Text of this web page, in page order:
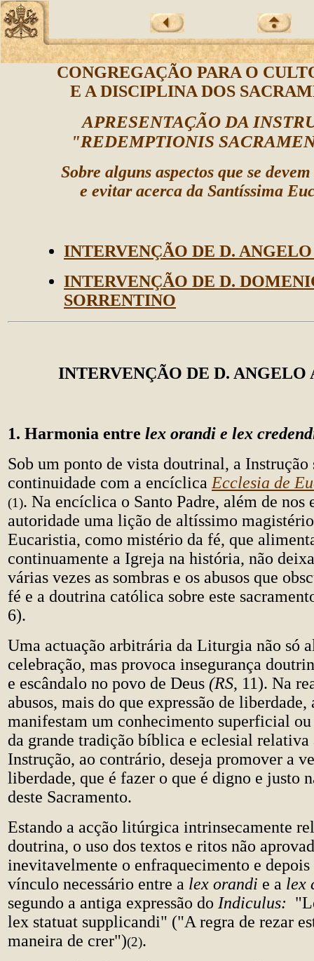
CONGREGAÇÃO PARA O
E A DISCIPLINA DOS
APRESENTAÇÃO DA
"REDEMPTIONIS
Sobre alguns aspectos que se
e evitar acerca da Santíssima
INTERVENÇÃO DE D.
INTERVENÇÃO DE D.
SORRENTINO
INTERVENÇÃO DE D.
1. Harmonia entre lex orandi e lex
Sob um ponto de vista doutrinal, a Instrução
continuidade com a encíclica Ecclesia de
(1). Na encíclica o Santo Padre, além de nos
autoridade uma lição de altíssimo
Eucaristia, como mistério da fé, que
continuamente a Igreja na história, não
várias vezes as sombras e os abusos que
fé e a doutrina católica sobre este
6).
Uma actuação arbitrária da Liturgia não só
celebração, mas provoca insegurança
e escândalo no povo de Deus (RS, 11). Na
abusos, mais do que expressão de
manifestam um conhecimento superficial
da grande tradição bíblica e eclesial
Instrução, ao contrário, deseja promover a
liberdade, que é fazer o que é digno e justo
deste Sacramento.
Estando a acção litúrgica intrinsecamente
doutrina, o uso dos textos e ritos não
inevitavelmente o enfraquecimento e depois
vínculo necessário entre a lex orandi e a lex
segundo a antiga expressão do Indiculus:
lex statuat supplicandi" ("A regra de rezar
maneira de crer")(2).